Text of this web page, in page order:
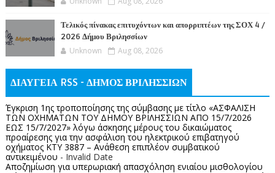
Τελικός πίνακας επιτυχόντων και απορριπτέων της ΣΟΧ 4 /
2026 Δήμου Βριλησσίων
Unknown Aug 08, 2026
ΔΙΑΥΓΕΙΑ RSS - ΔΗΜΟΣ ΒΡΙΛΗΣΣΙΩΝ
Έγκριση 1ης τροποποίησης της σύμβασης με τίτλο «ΑΣΦΑΛΙΣΗ
ΤΩΝ ΟΧΗΜΑΤΩΝ ΤΟΥ ΔΗΜΟΥ ΒΡΙΛΗΣΣΙΩΝ ΑΠΟ 15/7/2026
ΕΩΣ 15/7/2027» λόγω άσκησης μέρους του δικαιώματος
προαίρεσης για την ασφάλιση του ηλεκτρικού επιβατηγού
οχήματος ΚΤΥ 3887 – Ανάθεση επιπλέον συμβατικού
αντικειμένου - Invalid Date
Αποζημίωση για υπερωριακή απασχόληση ενιαίου μισθολογίου